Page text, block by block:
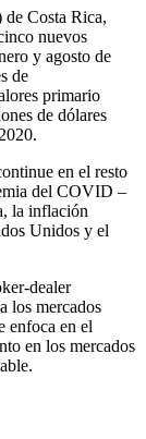
Costa Rica,
nuevos
y agosto de
de
primario
de dólares
en el resto
del COVID –
la inflación
Unidos y el
dealer
los mercados
enfoca en el
en los mercados